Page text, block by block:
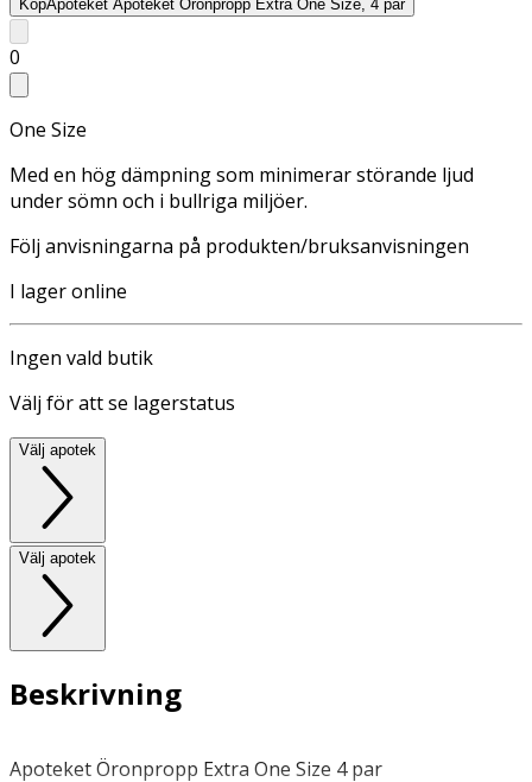
KöpApoteket Apoteket Öronpropp Extra One Size, 4 par
0
One Size
Med en hög dämpning som minimerar störande ljud
under sömn och i bullriga miljöer.
Följ anvisningarna på produkten/bruksanvisningen
I lager online
Ingen vald butik
Välj för att se lagerstatus
Välj apotek
Välj apotek
Beskrivning
Apoteket Öronpropp Extra One Size 4 par